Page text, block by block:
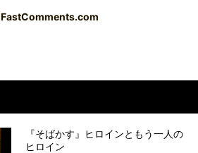
FastComments.com
『そばかす』ヒロインともう一人の
ヒロイン